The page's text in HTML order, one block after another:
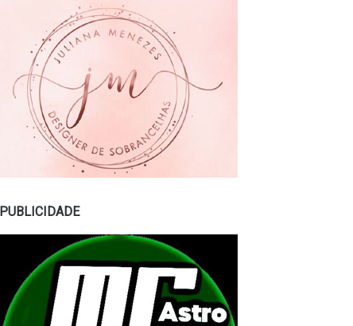
PUBLICIDADE